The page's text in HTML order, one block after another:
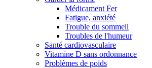
Médicament Fer
Fatigue, anxiété
Trouble du sommeil
Troubles de l'humeur
Santé cardiovasculaire
Vitamine D sans ordonnance
Problèmes de poids